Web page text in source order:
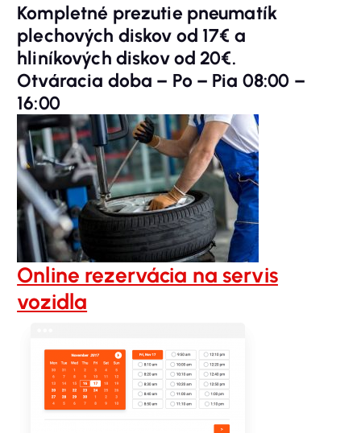
Kompletné prezutie pneumatík
plechových diskov od 17€ a
hliníkových diskov od 20€.
Otváracia doba – Po – Pia 08:00 –
16:00
Online rezervácia na servis
vozidla